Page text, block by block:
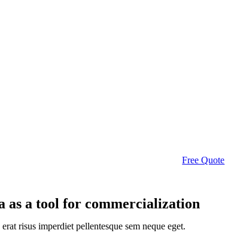
Free Quote
as a tool for commercialization
risus imperdiet pellentesque sem neque eget.